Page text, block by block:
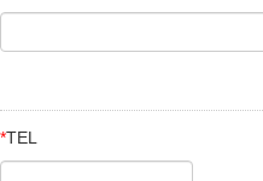
*TEL